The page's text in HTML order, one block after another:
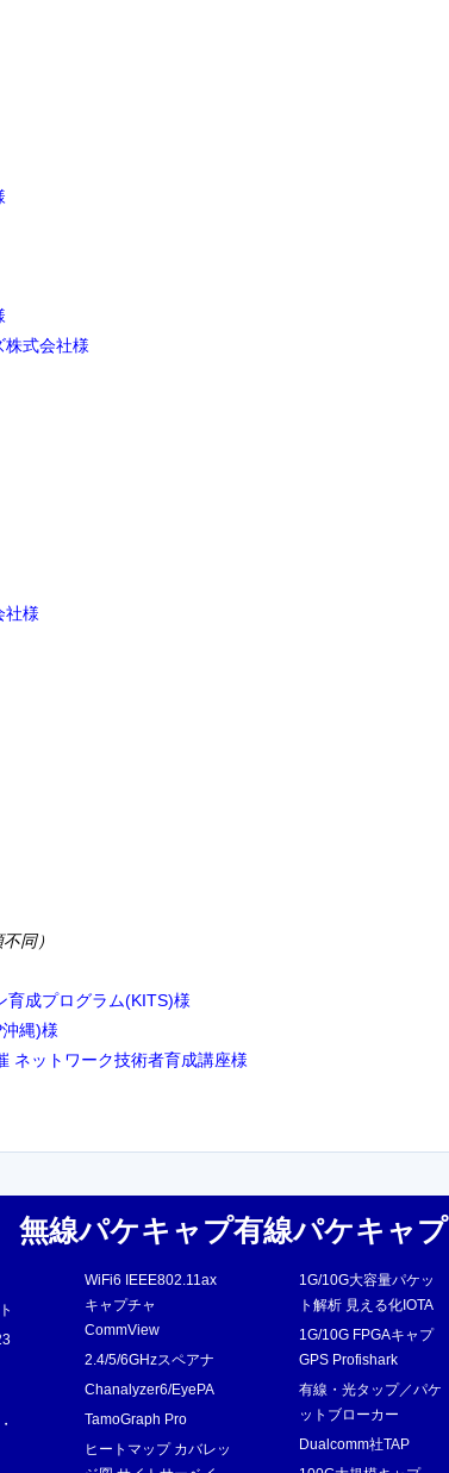
株式会社様
社様
同）
育成プログラム(KITS)様
縄)様
ネットワーク技術者育成講座様
無線パケキャプ
WiFi6 IEEE802.11ax
キャプチャ
CommView
2.4/5/6GHzスペアナ
Chanalyzer6/EyePA
TamoGraph Pro
ヒートマップ カバレッ
有線パケキャプ
1G/10G大容量パケッ
ト解析 見える化IOTA
1G/10G FPGAキャプ
GPS Profishark
有線・光タップ／パケ
ットブローカー
Dualcomm社TAP